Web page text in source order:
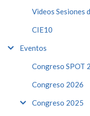
Videos Sesiones
CIE10
Eventos
Congreso SPOT
Congreso 2026
Congreso 2025